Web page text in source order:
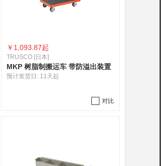
￥ 1,093.87起
TRUSCO [日本]
MKP 树脂制搬运车 带防溢出装置
预计发货日: 11天起
对比